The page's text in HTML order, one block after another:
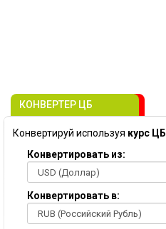
КОНВЕРТЕР ЦБ
Конвертируй используя курс ЦБ
Конвертировать из:
Конвертировать в: